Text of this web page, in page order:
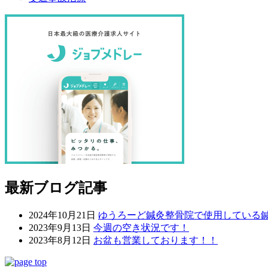
最新ブログ記事
2024年10月21日 ゆうろーど鍼灸整骨院で使用している
2023年9月13日 今週の空き状況です！
2023年8月12日 お盆も営業しております！！